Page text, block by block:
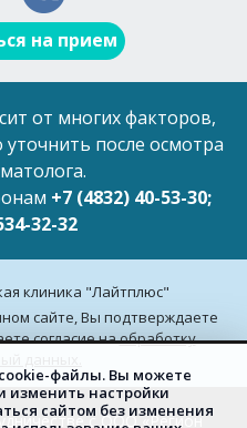
на прием
от многих факторов,
после осмотра
+7 (4832) 40-53-30;
32-32
клиника "Лайтплюс"
сайте, Вы подтверждаете
согласие наобработку
с ООО «Регион
файлы. Вы можете
изменить настройки
сайтом без изменения